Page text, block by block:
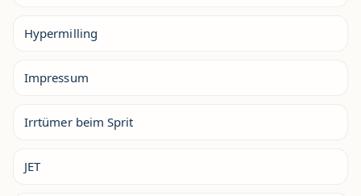
Hypermilling
Impressum
Irrtümer beim Sprit
JET